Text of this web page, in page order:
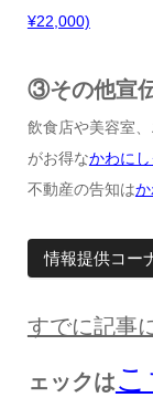
¥22,000)
③その他宣
飲食店や美容室
がお得なかわに
不動産の告知は
情報提供コー
すでに記事
ェックは